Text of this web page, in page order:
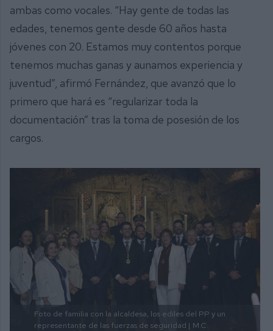
ambas como vocales. “Hay gente de todas las
edades, tenemos gente desde 60 años hasta
jóvenes con 20. Estamos muy contentos porque
tenemos muchas ganas y aunamos experiencia y
juventud”, afirmó Fernández, que avanzó que lo
primero que hará es “regularizar toda la
documentación” tras la toma de posesión de los
cargos.
Foto de familia con la alcaldesa, los ediles del PP y un
representante de las fuerzas de seguridad | M.C.